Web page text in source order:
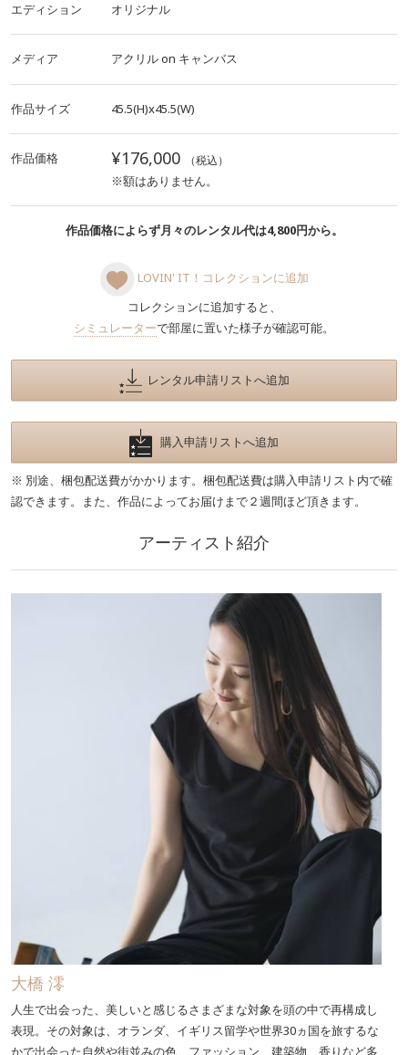
エディション オリジナル
メディア アクリルon キャンバス
作品サイズ 45.5(H)x45.5(W)
作品価格 ¥176,000 （税込）
※額はありません。
作品価格によらず月々のレンタル代は4,800円から。
LOVIN' IT！コレクションに追加
コレクションに追加すると、
シミュレーターで部屋に置いた様子が確認可能。
レンタル申請リストへ追加
購入申請リストへ追加
※ 別途、梱包配送費がかかります。梱包配送費は購入申請リスト内で確
認できます。また、作品によってお届けまで２週間ほど頂きます。
アーティスト紹介
大橋 澪
人生で出会った、美しいと感じるさまざまな対象を頭の中で再構成し
表現。その対象は、オランダ、イギリス留学や世界30ヵ国を旅するな
かで出会った自然や街並みの色、ファッション、建築物、香りなど多